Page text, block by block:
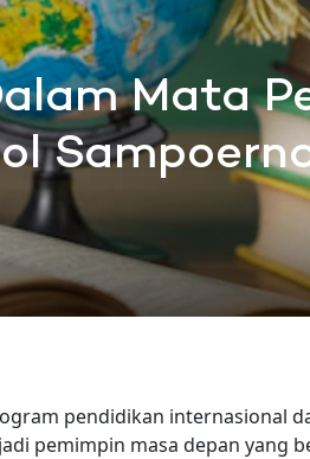
Mata
pendidikan internasional
pemimpin masa depan yang